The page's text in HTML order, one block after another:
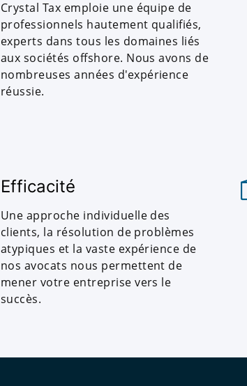
Crystal Tax emploie une équipe de
professionnels hautement qualifiés,
experts dans tous les domaines liés
aux sociétés offshore. Nous avons de
nombreuses années d'expérience
réussie.
Efficacité
Une approche individuelle des
clients, la résolution de problèmes
atypiques et la vaste expérience de
nos avocats nous permettent de
mener votre entreprise vers le
succès.